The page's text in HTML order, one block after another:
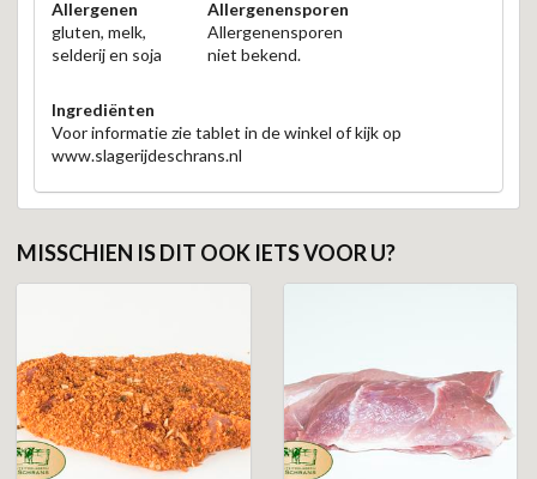
Allergenen
gluten, melk,
selderij en soja
Allergenensporen
Allergenensporen
niet bekend.
Ingrediënten
Voor informatie zie tablet in de winkel of kijk op
www.slagerijdeschrans.nl
MISSCHIEN IS DIT OOK IETS VOOR U?